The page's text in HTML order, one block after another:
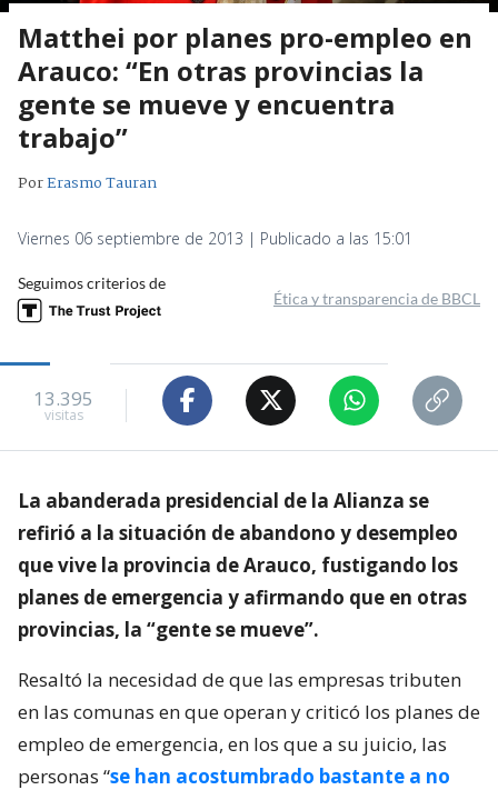
Matthei por planes pro-empleo en
Arauco: “En otras provincias la
gente se mueve y encuentra
trabajo”
PorErasmo Tauran
Viernes 06 septiembre de 2013 | Publicado a las 15:01
Seguimos criterios de
Ética y transparencia de BBCL
13.395
visitas
La abanderada presidencial de la Alianza se
refirió a la situación de abandono y desempleo
que vive la provincia de Arauco, fustigando los
planes de emergencia y afirmando que en otras
provincias, la “gente se mueve”.
Resaltó la necesidad de que las empresas tributen
en las comunas en que operan y criticó los planes de
empleo de emergencia, en los que a su juicio, las
personas “se han acostumbrado bastante a no